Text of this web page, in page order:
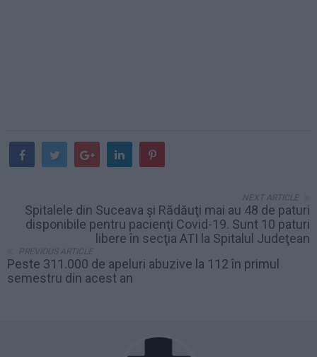
NEXT ARTICLE
Spitalele din Suceava şi Rădăuţi mai au 48 de paturi
disponibile pentru pacienţi Covid-19. Sunt 10 paturi
libere în secţia ATI la Spitalul Judeţean
PREVIOUS ARTICLE
Peste 311.000 de apeluri abuzive la 112 în primul
semestru din acest an